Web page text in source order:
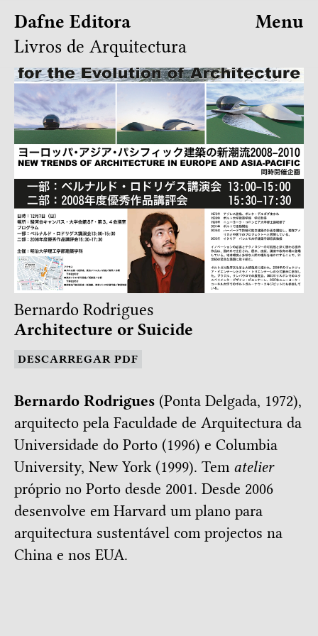
Dafne Editora
Livros de Arquitectura
Menu
Bernardo Rodrigues
Architecture or Suicide
DESCARREGAR PDF
Bernardo Rodrigues (Ponta Delgada, 1972),
arquitecto pela Faculdade de Arquitectura da
Universidade do Porto (1996) e Columbia
University, New York (1999). Tem atelier
próprio no Porto desde 2001. Desde 2006
desenvolve em Harvard um plano para
arquitectura sustentável com projectos na
China e nos EUA.